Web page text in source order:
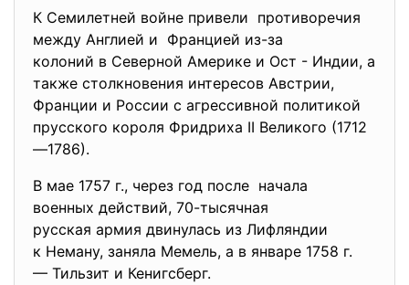
К Семилетней войне привели противоречия
между Англией и Францией из-за
колоний в Северной Америке и Ост - Индии, а
также столкновения интересов Австрии,
Франции и России с агрессивной политикой
прусского короля Фридриха II Великого (1712
—1786).
В мае 1757 г., через год после начала
военных действий, 70-тысячная
русская армия двинулась из Лифляндии
к Неману, заняла Мемель, а в январе 1758 г.
— Тильзит и Кенигсберг.